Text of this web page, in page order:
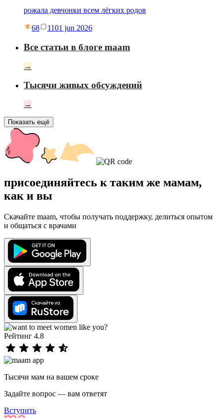
рожала девчонки всем лёгких родов
68 1101 jun 2026
Все статьи в блоге maam
→
Тысячи живых обсуждений
→
Показать ещё
присоединяйтесь к таким же мамам,
как и вы
Скачайте maam, чтобы получать поддержку, делиться опытом
и общаться с врачами
Рейтинг 4.8
Тысячи мам на вашем сроке
Задайте вопрос — вам ответят
Вступить